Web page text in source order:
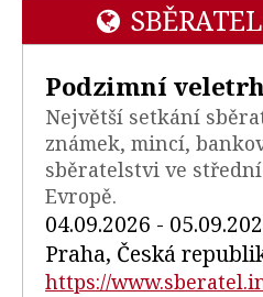
Podzimní
Největší setkání
známek, mincí,
sběratelstvi ve
Evropě.
04.09.2026 -
Praha, Česká
https://